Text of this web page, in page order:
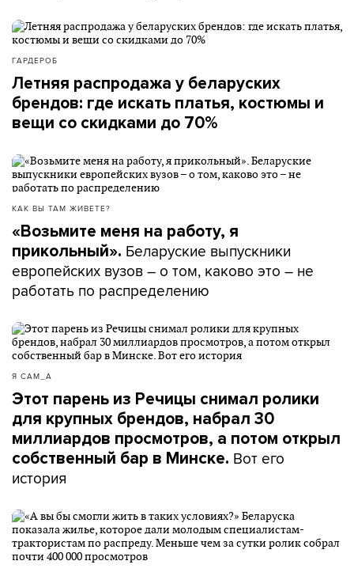
ГАРДЕРОБ
Летняя распродажа у беларуских
брендов: где искать платья, костюмы и
вещи со скидками до 70%
КАК ВЫ ТАМ ЖИВЕТЕ?
«Возьмите меня на работу, я
прикольный». Беларуские выпускники
европейских вузов – о том, каково это – не
работать по распределению
Я САМ_А
Этот парень из Речицы снимал ролики
для крупных брендов, набрал 30
миллиардов просмотров, а потом открыл
собственный бар в Минске. Вот его
история